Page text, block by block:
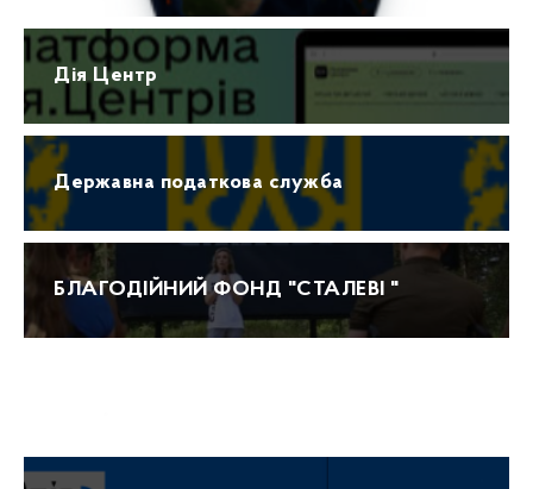
Дія Центр
Державна податкова служба
БЛАГОДІЙНИЙ ФОНД "СТАЛЕВІ "